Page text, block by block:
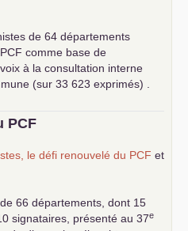
de 64 départements
PCF comme base de
à la consultation interne
(sur 33 623 exprimés) .
PCF
le défi renouvelé du PCF et
66 départements, dont 15
signataires, présenté au 37e